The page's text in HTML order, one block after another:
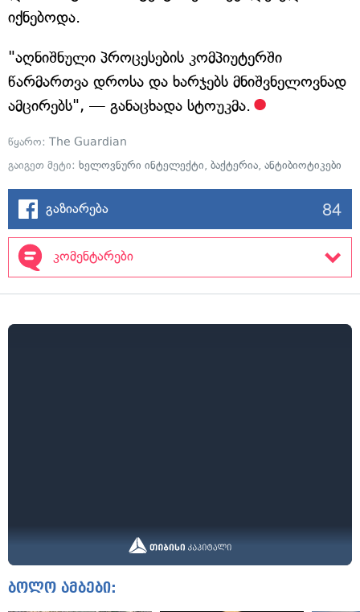
იქნებოდა.
"აღნიშნული პროცესების კომპიუტერში
წარმართვა დროსა და ხარჯებს მნიშვნელოვნად
ამცირებს", — განაცხადა სტოუკმა.
წყარო: The Guardian
გაიგეთ მეტი: ხელოვნური ინტელექტი, ბაქტერია, ანტიბიოტიკები
გაზიარება 84
კომენტარები
ბოლო ამბები: